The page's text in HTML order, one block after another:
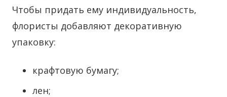
Чтобы придать ему индивидуальность,
флористы добавляют декоративную
упаковку:
крафтовую бумагу;
лен;